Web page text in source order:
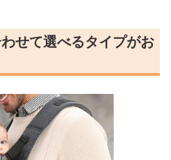
せて選べるタイプがお